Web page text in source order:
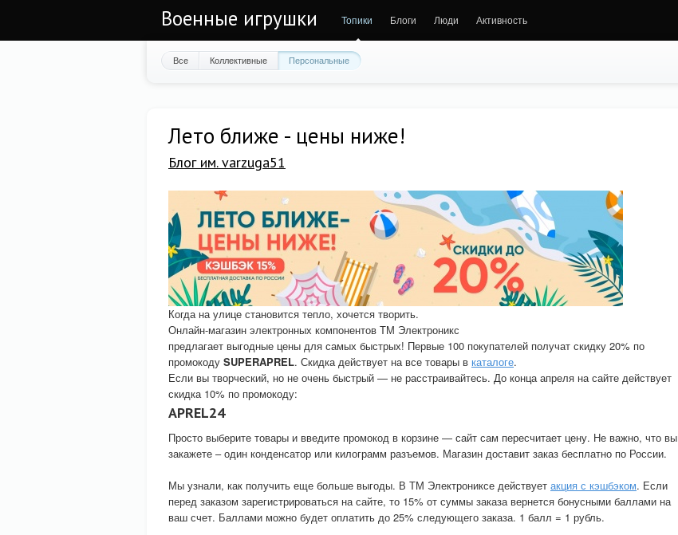
Военные игрушки Топики Блоги Люди Активность
Все Коллективные Персональные
Лето ближе - цены ниже!
Блог им. varzuga51
Когда на улице становится тепло, хочется творить.
Онлайн-магазин электронных компонентов ТМ Электроникс
предлагает выгодные цены для самых быстрых! Первые 100 покупателей получат скидку 20% по
промокоду SUPERAPREL. Скидка действует на все товары в каталоге.
Если вы творческий, но не очень быстрый — не расстраивайтесь. До конца апреля на сайте действует
скидка 10% по промокоду:
APREL24
Просто выберите товары и введите промокод в корзине — сайт сам пересчитает цену. Не важно, что вы
закажете – один конденсатор или килограмм разъемов. Магазин доставит заказ бесплатно по России.
Мы узнали, как получить еще больше выгоды. В ТМ Электрониксе действует акция с кэшбэком. Если
перед заказом зарегистрироваться на сайте, то 15% от суммы заказа вернется бонусными баллами на
ваш счет. Баллами можно будет оплатить до 25% следующего заказа. 1 балл = 1 рубль.